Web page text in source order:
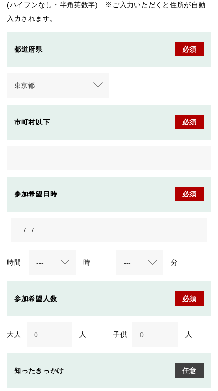
(ハイフンなし・半角英数字) ※ご入力いただくと住所が自動
入力されます。
都道府県 必須
市町村以下 必須
参加希望日時 必須
時間 時 分
参加希望人数 必須
大人 人 子供 人
知ったきっかけ 任意